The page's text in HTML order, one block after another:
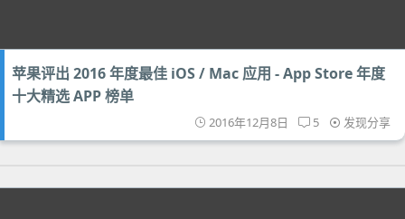
苹果评出 2016 年度最佳 iOS / Mac 应用 - App Store 年度
十大精选 APP 榜单
2016年12月8日 5 发现分享